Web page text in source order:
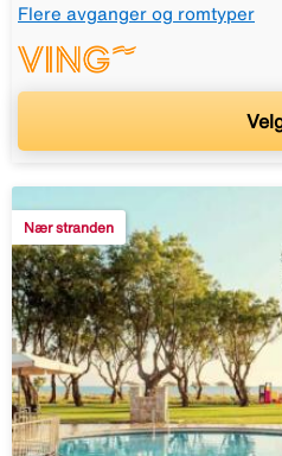
Flere avganger og romtyper
Nær stranden